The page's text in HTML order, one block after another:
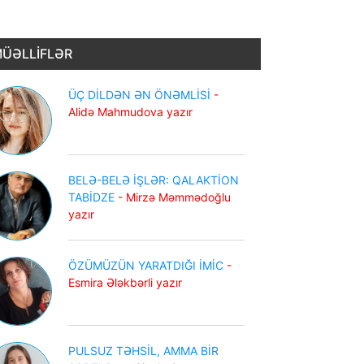
ÜÇ DİLDƏN ƏN ÖNƏMLİSİ -
Alidə Mahmudova yazır
BELƏ-BELƏ İŞLƏR: QALAKTİON
TABİDZE - Mirzə Məmmədoğlu
yazır
ÖZÜMÜZÜN YARATDIĞI İMİC -
Esmira Ələkbərli yazır
PULSUZ TƏHSİL, AMMA BİR